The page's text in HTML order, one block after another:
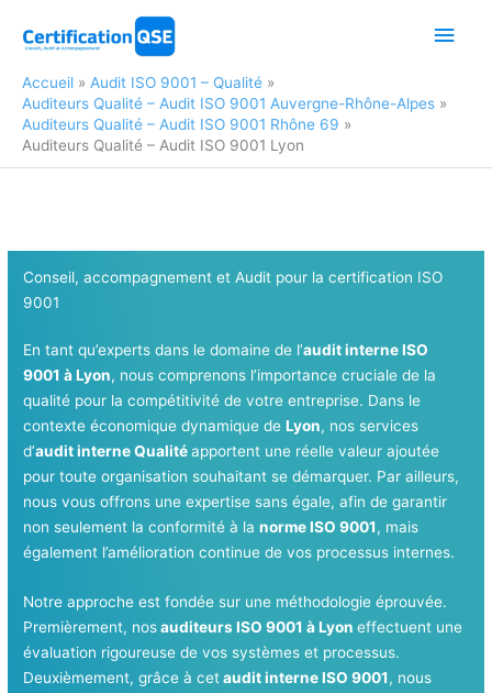
Accueil
Audit ISO 9001 – Qualité
Auditeurs Qualité – Audit ISO 9001 Auvergne-Rhône-Alpes
Auditeurs Qualité – Audit ISO 9001 Rhône 69
Auditeurs Qualité – Audit ISO 9001 Lyon
Conseil, accompagnement et Audit pour la certification ISO
9001
En tant qu’experts dans le domaine de l’audit interne ISO
9001 à Lyon, nous comprenons l’importance cruciale de la
qualité pour la compétitivité de votre entreprise. Dans le
contexte économique dynamique deLyon, nos services
d’audit interne Qualitéapportent une réelle valeur ajoutée
pour toute organisation souhaitant se démarquer. Par ailleurs,
nous vous offrons une expertise sans égale, afin de garantir
non seulement la conformité à lanorme ISO 9001, mais
également l’amélioration continue de vos processus internes.
Notre approche est fondée sur une méthodologie éprouvée.
Premièrement, nosauditeurs ISO 9001 à Lyoneffectuent une
évaluation rigoureuse de vos systèmes et processus.
Deuxièmement, grâce à cetaudit interne ISO 9001, nous